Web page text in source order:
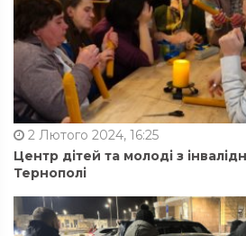
2 Лютого 2024, 16:25
Центр дітей та молоді з
Тернополі